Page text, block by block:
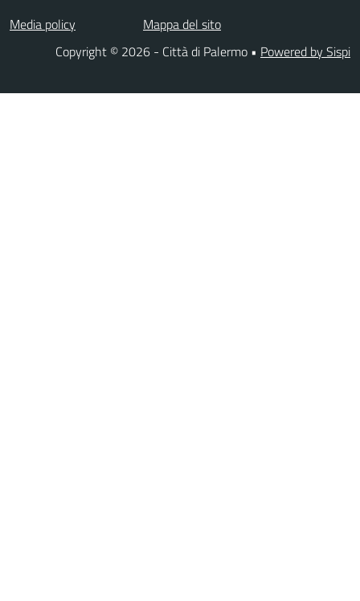
Media policy
Mappa del sito
Copyright © 2026 - Città di Palermo • Powered by Sispi